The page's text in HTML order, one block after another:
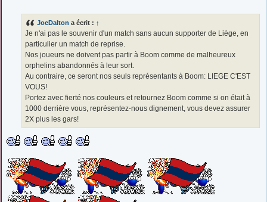
JoeDalton a écrit : ↑
Je n'ai pas le souvenir d'un match sans aucun supporter de Liège, en
particulier un match de reprise.
Nos joueurs ne doivent pas partir à Boom comme de malheureux
orphelins abandonnés à leur sort.
Au contraire, ce seront nos seuls représentants à Boom: LIEGE C'EST
VOUS!
Portez avec fierté nos couleurs et retournez Boom comme si on était à
1000 derrière vous, représentez-nous dignement, vous devez assurer
2X plus les gars!